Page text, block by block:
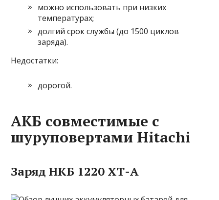
можно использовать при низких
температурах;
долгий срок службы (до 1500 циклов
заряда).
Недостатки:
дорогой.
АКБ совместимые с
шуруповертами Hitachi
Заряд НКБ 1220 ХТ-А